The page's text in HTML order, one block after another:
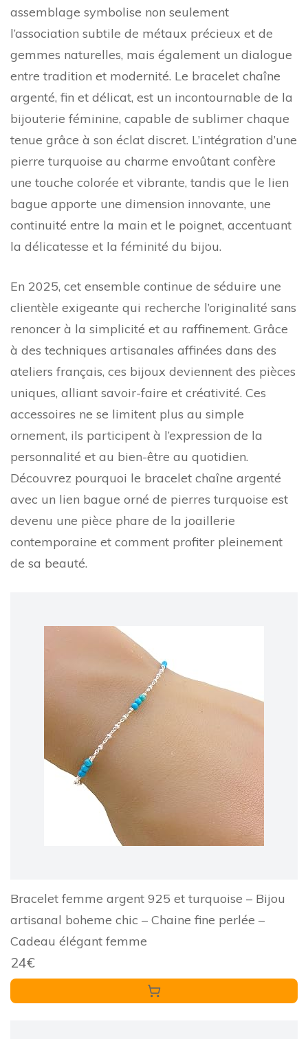
assemblage symbolise non seulement
l’association subtile de métaux précieux et de
gemmes naturelles, mais également un dialogue
entre tradition et modernité. Le bracelet chaîne
argenté, fin et délicat, est un incontournable de la
bijouterie féminine, capable de sublimer chaque
tenue grâce à son éclat discret. L’intégration d’une
pierre turquoise au charme envoûtant confère
une touche colorée et vibrante, tandis que le lien
bague apporte une dimension innovante, une
continuité entre la main et le poignet, accentuant
la délicatesse et la féminité du bijou.
En 2025, cet ensemble continue de séduire une
clientèle exigeante qui recherche l’originalité sans
renoncer à la simplicité et au raffinement. Grâce
à des techniques artisanales affinées dans des
ateliers français, ces bijoux deviennent des pièces
uniques, alliant savoir-faire et créativité. Ces
accessoires ne se limitent plus au simple
ornement, ils participent à l’expression de la
personnalité et au bien-être au quotidien.
Découvrez pourquoi le bracelet chaîne argenté
avec un lien bague orné de pierres turquoise est
devenu une pièce phare de la joaillerie
contemporaine et comment profiter pleinement
de sa beauté.
Bracelet femme argent 925 et turquoise – Bijou
artisanal boheme chic – Chaine fine perlée –
Cadeau élégant femme
24€